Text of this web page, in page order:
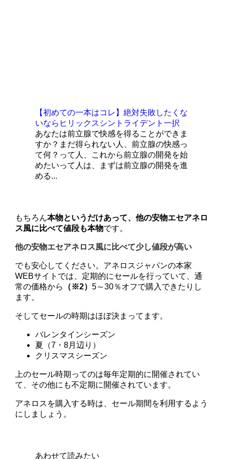
【初めての一本はコレ】絶対失敗したくな
いならヒリックスシントライデント一択
あなたは前立腺で快感を得ることができま
すか？まだ得られない人、前立腺の快感っ
て何？って人、これから前立腺の開発を始
めたいって人は、まずは前立腺の開発を進
める...
もちろん本物というだけあって、他の安物エセアネロ
ス風に比べて値段も本物です。
他の安物エセアネロス風に比べて少し値段が高い
でも安心してください。アネロスジャパンの本家
WEBサイトでは、定期的にセールを行っていて、通
常の価格から
（※2）5～30％オフで購入できたりし
ます。
そしてセールの時期はほぼ決まってます。
バレンタインシーズン
夏（7・8月辺り）
クリスマスシーズン
上のセール時期ってのは毎年定期的に開催されてい
て、その他にも不定期に開催されています。
アネロスを購入する時は、セール期間を利用するよう
にしましょう。
あわせて読みたい